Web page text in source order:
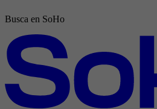
Busca en SoHo